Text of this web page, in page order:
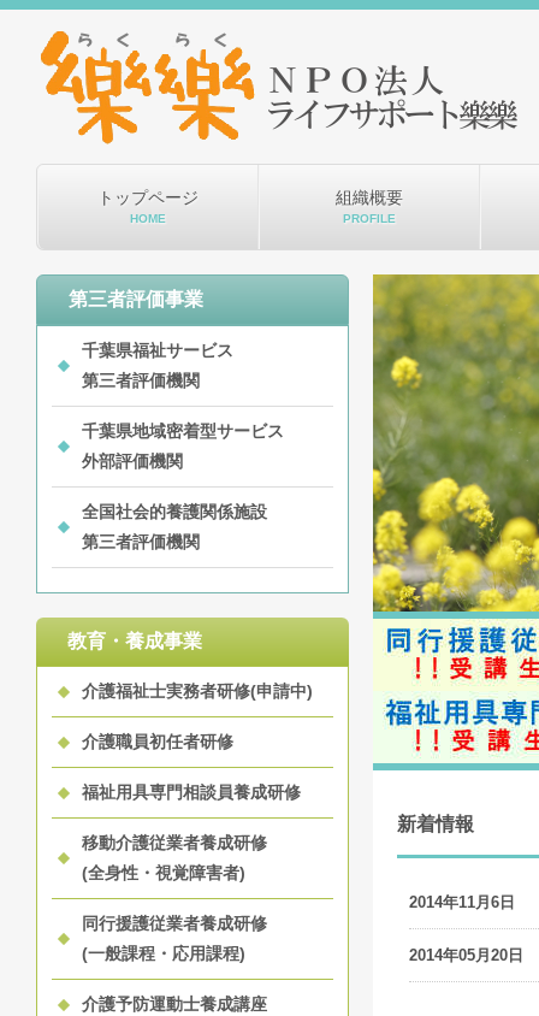
トップページ
HOME
組織概要
PROFILE
新着情報
2014年11月6日
2014年05月20日
第三者評価事業
千葉県福祉サービス
第三者評価機関
千葉県地域密着型サービス
外部評価機関
全国社会的養護関係施設
第三者評価機関
教育・養成事業
介護福祉士実務者研修(申請中)
介護職員初任者研修
福祉用具専門相談員養成研修
移動介護従業者養成研修
(全身性・視覚障害者)
同行援護従業者養成研修
(一般課程・応用課程)
介護予防運動士養成講座